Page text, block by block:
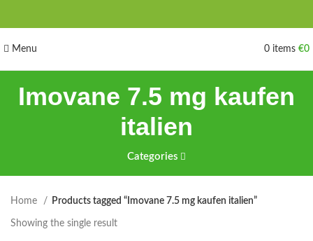
Menu 0 items €0
Imovane 7.5 mg kaufen
italien
Categories
Home Products tagged “Imovane 7.5 mg kaufen italien”
Showing the single result